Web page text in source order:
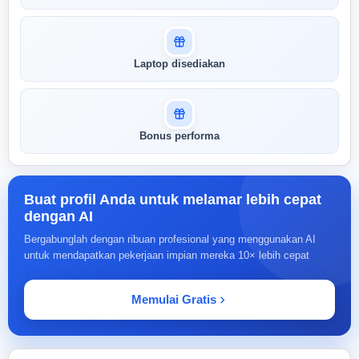
Laptop disediakan
Bonus performa
Buat profil Anda untuk melamar lebih cepat
dengan AI
Bergabunglah dengan ribuan profesional yang menggunakan AI
untuk mendapatkan pekerjaan impian mereka 10× lebih cepat
Memulai Gratis